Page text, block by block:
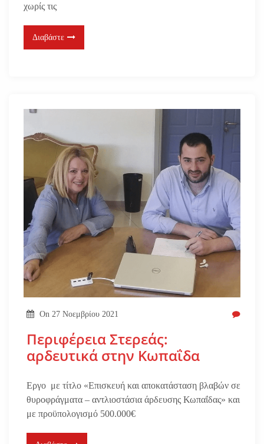
χωρίς τις
Διαβάστε
On 27 Νοεμβρίου 2021
Περιφέρεια Στερεάς:
αρδευτικά στην Κωπαΐδα
Eργο με τίτλο «Επισκευή και αποκατάσταση βλαβών σε
θυροφράγματα – αντλιοστάσια άρδευσης Κωπαΐδας» και
με προϋπολογισμό 500.000€